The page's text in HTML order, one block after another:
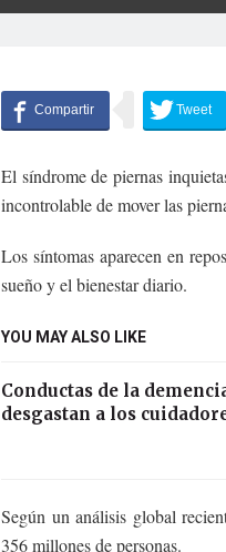
El síndrome de piernas
incontrolable de mover las
Los síntomas aparecen en
sueño y el bienestar diario.
YOU MAY ALSO LIKE
Conductas de la
desgastan a los
Según un análisis global
356 millones de personas.